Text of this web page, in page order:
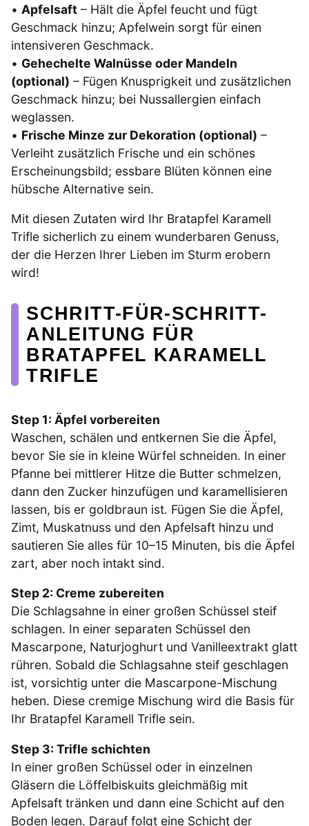
• Apfelsaft – Hält die Äpfel feucht und fügt
Geschmack hinzu; Apfelwein sorgt für einen
intensiveren Geschmack.
• Gehechelte Walnüsse oder Mandeln
(optional) – Fügen Knusprigkeit und zusätzlichen
Geschmack hinzu; bei Nussallergien einfach
weglassen.
• Frische Minze zur Dekoration (optional) –
Verleiht zusätzlich Frische und ein schönes
Erscheinungsbild; essbare Blüten können eine
hübsche Alternative sein.
Mit diesen Zutaten wird Ihr Bratapfel Karamell
Trifle sicherlich zu einem wunderbaren Genuss,
der die Herzen Ihrer Lieben im Sturm erobern
wird!
SCHRITT-FÜR-SCHRITT-
ANLEITUNG FÜR
BRATAPFEL KARAMELL
TRIFLE
Step 1: Äpfel vorbereiten
Waschen, schälen und entkernen Sie die Äpfel,
bevor Sie sie in kleine Würfel schneiden. In einer
Pfanne bei mittlerer Hitze die Butter schmelzen,
dann den Zucker hinzufügen und karamellisieren
lassen, bis er goldbraun ist. Fügen Sie die Äpfel,
Zimt, Muskatnuss und den Apfelsaft hinzu und
sautieren Sie alles für 10–15 Minuten, bis die Äpfel
zart, aber noch intakt sind.
Step 2: Creme zubereiten
Die Schlagsahne in einer großen Schüssel steif
schlagen. In einer separaten Schüssel den
Mascarpone, Naturjoghurt und Vanilleextrakt glatt
rühren. Sobald die Schlagsahne steif geschlagen
ist, vorsichtig unter die Mascarpone-Mischung
heben. Diese cremige Mischung wird die Basis für
Ihr Bratapfel Karamell Trifle sein.
Step 3: Trifle schichten
In einer großen Schüssel oder in einzelnen
Gläsern die Löffelbiskuits gleichmäßig mit
Apfelsaft tränken und dann eine Schicht auf den
Boden legen. Darauf folgt eine Schicht der